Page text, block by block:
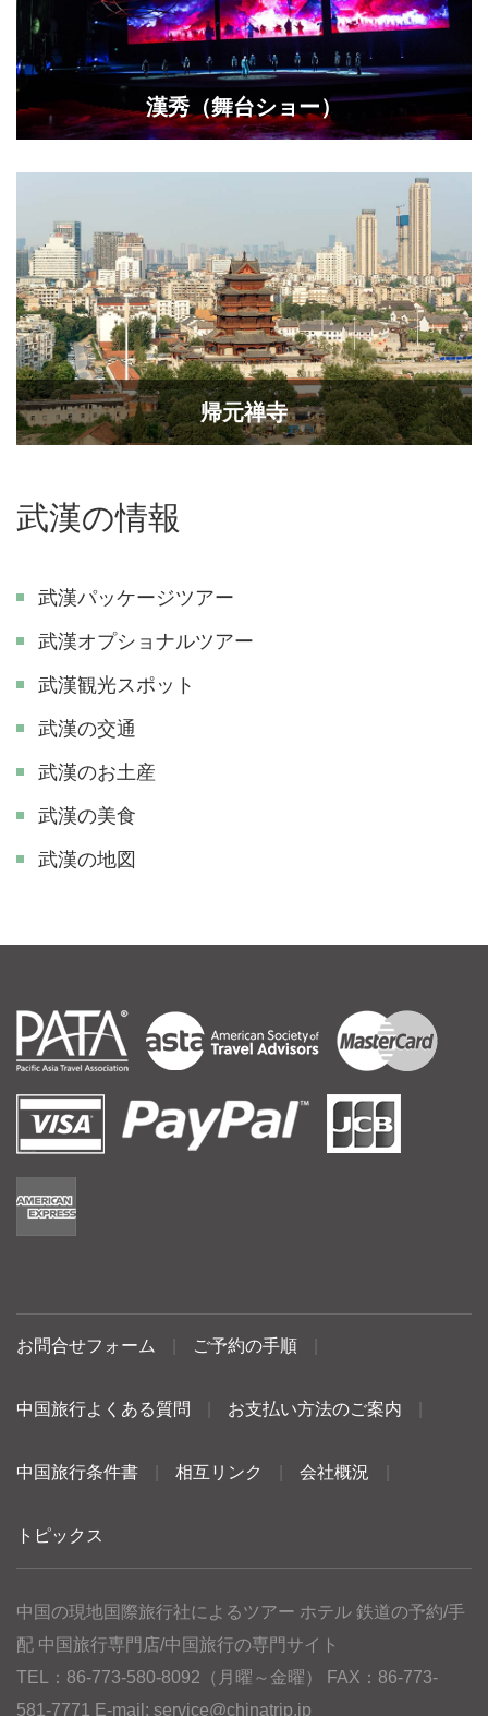
漢秀（舞台ショー）
帰元禅寺
武漢の情報
武漢パッケージツアー
武漢オプショナルツアー
武漢観光スポット
武漢の交通
武漢のお土産
武漢の美食
武漢の地図
お問合せフォーム ご予約の手順
中国旅行よくある質問 お支払い方法のご案内
中国旅行条件書 相互リンク 会社概況
トピックス
中国の現地国際旅行社によるツアー ホテル 鉄道の予約/手
配 中国旅行専門店/中国旅行の専門サイト
TEL：86-773-580-8092（月曜～金曜） FAX：86-773-
581-7771 E-mail: service@chinatrip.jp